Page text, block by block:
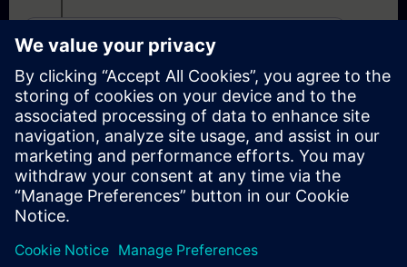
SIMATIC Service 3 in TIA Portal
SIMATIC Service 3 in TIA Portal